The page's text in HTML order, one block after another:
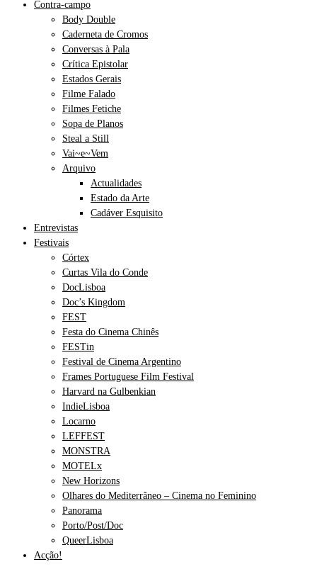
Contra-campo
Body Double
Caderneta de Cromos
Conversas à Pala
Crítica Epistolar
Estados Gerais
Filme Falado
Filmes Fetiche
Sopa de Planos
Steal a Still
Vai~e~Vem
Arquivo
Actualidades
Estado da Arte
Cadáver Esquisito
Entrevistas
Festivais
Córtex
Curtas Vila do Conde
DocLisboa
Doc’s Kingdom
FEST
Festa do Cinema Chinês
FESTin
Festival de Cinema Argentino
Frames Portuguese Film Festival
Harvard na Gulbenkian
IndieLisboa
Locarno
LEFFEST
MONSTRA
MOTELx
New Horizons
Olhares do Mediterrâneo – Cinema no Feminino
Panorama
Porto/Post/Doc
QueerLisboa
Acção!